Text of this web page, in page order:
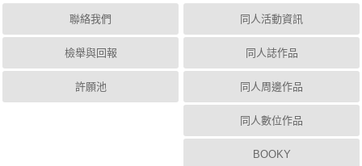
聯絡我們
檢舉與回報
許願池
同人活動資訊
同人誌作品
同人周邊作品
同人數位作品
BOOKY